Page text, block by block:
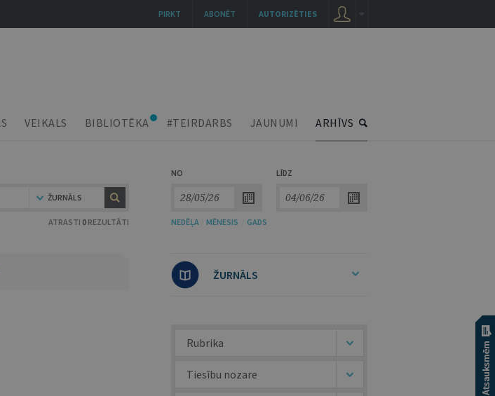
VEIKALS BIBLIOTĒKA #TEIRDARBS JAUNUMI ARHĪVS
ŽURNĀLS
ATRASTI 0 REZULTĀTI
NO LĪDZ
NEDĒĻA MĒNESIS GADS
ŽURNĀLS
Rubrika
Tiesību nozare
AUTORIZĒTIES
ABONĒT
PIRKT